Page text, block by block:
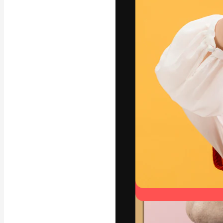
La plataforma
trabajo. Más
entre
estudios.
Español
Copyright © 2010-